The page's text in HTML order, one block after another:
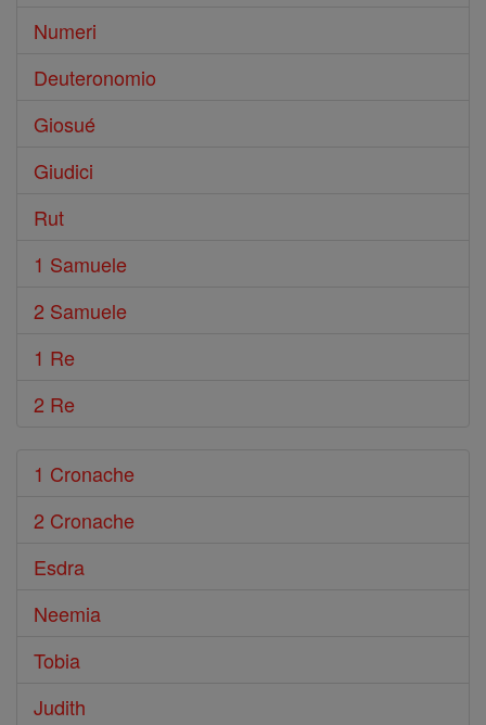
Numeri
Deuteronomio
Giosué
Giudici
Rut
1 Samuele
2 Samuele
1 Re
2 Re
1 Cronache
2 Cronache
Esdra
Neemia
Tobia
Judith